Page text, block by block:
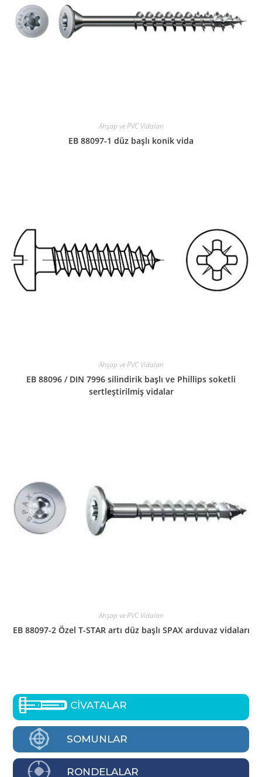
Ahşap ve PVC Vidaları
EB 88097-1 düz başlı konik vida
Ahşap ve PVC Vidaları
EB 88096 / DIN 7996 silindirik başlı ve Phillips soketli
sertleştirilmiş vidalar
Ahşap ve PVC Vidaları
EB 88097-2 Özel T-STAR artı düz başlı SPAX arduvaz vidaları
CİVATALAR
SOMUNLAR
RONDELALAR